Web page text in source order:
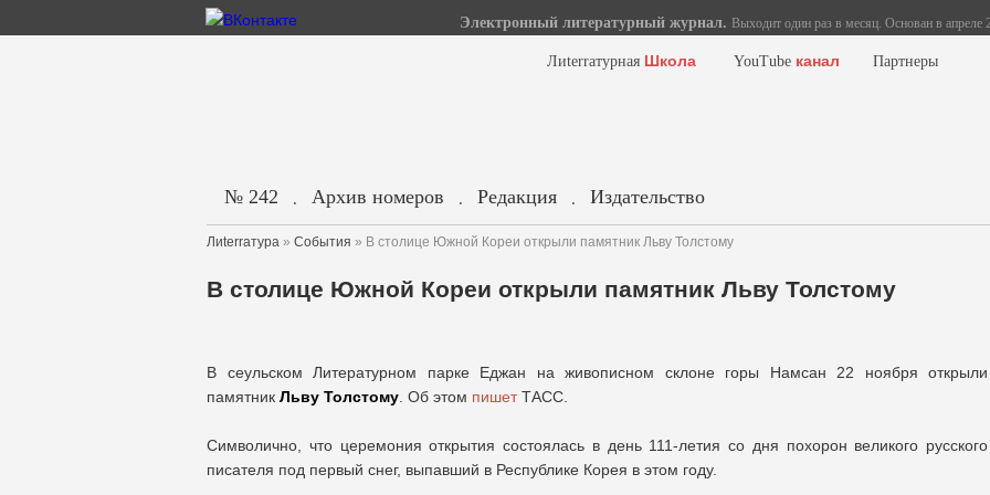
Электронный литературный журнал. Выходит один раз в месяц. Основан в апреле
Лиterraтурная Школа YouTube канал Партнеры
№ 242 . Архив номеров . Редакция . Издательство
Лиterraтура » События » В столице Южной Кореи открыли памятник Льву Толстому
В столице Южной Кореи открыли памятник Льву Толстому
В сеульском Литературном парке Еджан на живописном склоне горы Намсан 22 ноября открыли
памятник Льву Толстому . Об этом пишетТАСС.
Символично, что церемония открытия состоялась в день 111-летия со дня похорон великого русского
писателя под первый снег, выпавший в Республике Корея в этом году.